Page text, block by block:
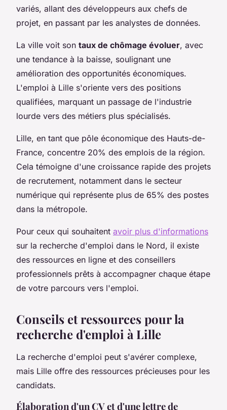
variés, allant des développeurs aux chefs de
projet, en passant par les analystes de données.
La ville voit son taux de chômage évoluer, avec
une tendance à la baisse, soulignant une
amélioration des opportunités économiques.
L'emploi à Lille s'oriente vers des positions
qualifiées, marquant un passage de l'industrie
lourde vers des métiers plus spécialisés.
Lille, en tant que pôle économique des Hauts-de-
France, concentre 20% des emplois de la région.
Cela témoigne d'une croissance rapide des projets
de recrutement, notamment dans le secteur
numérique qui représente plus de 65% des postes
dans la métropole.
Pour ceux qui souhaitent avoir plus d'informations
sur la recherche d'emploi dans le Nord, il existe
des ressources en ligne et des conseillers
professionnels prêts à accompagner chaque étape
de votre parcours vers l'emploi.
Conseils et ressources pour la
recherche d'emploi à Lille
La recherche d'emploi peut s'avérer complexe,
mais Lille offre des ressources précieuses pour les
candidats.
Élaboration d'un CV et d'une lettre de